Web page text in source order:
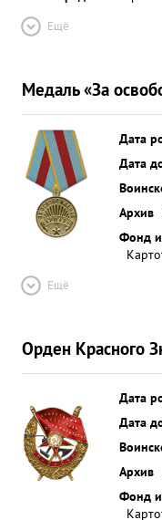
Ещё
Медаль «За
Дата
Дата
Архив
Фонд
Ещё
Орден Красного
Дата
Дата
Архив
Фонд